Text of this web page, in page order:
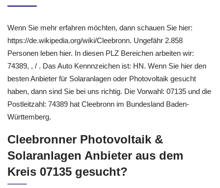
Wenn Sie mehr erfahren möchten, dann schauen Sie hier:
https://de.wikipedia.org/wiki/Cleebronn. Ungefähr 2.858
Personen leben hier. In diesen PLZ Bereichen arbeiten wir:
74389, , / . Das Auto Kennnzeichen ist: HN. Wenn Sie hier den
besten Anbieter für Solaranlagen oder Photovoltaik gesucht
haben, dann sind Sie bei uns richtig. Die Vorwahl: 07135 und die
Postleitzahl: 74389 hat Cleebronn im Bundesland Baden-
Württemberg.
Cleebronner Photovoltaik &
Solaranlagen Anbieter aus dem
Kreis 07135 gesucht?